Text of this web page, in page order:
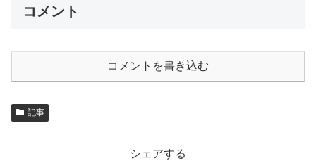
コメント
コメントを書き込む
記事
シェアする